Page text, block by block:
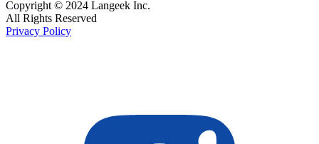
Copyright © 2024 Langeek Inc.
All Rights Reserved
Privacy Policy